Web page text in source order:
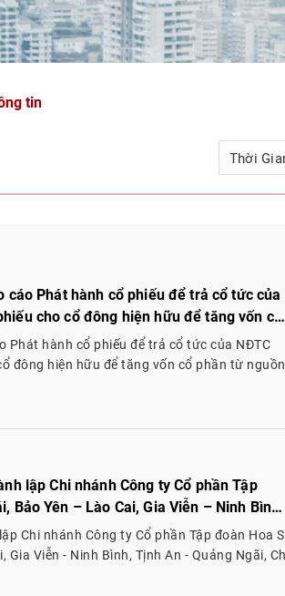
tin
Phát hành cổ phiếu để trả cổ tức của
cho cổ đông hiện hữu để tăng vốn cổ
Phát hành cổ phiếu để trả cổ tức của NĐTC
đông hiện hữu để tăng vốn cổ phần từ nguồn
lập Chi nhánh Công ty Cổ phần Tập
Bảo Yên – Lào Cai, Gia Viễn – Ninh Bình,
Công ty Cổ phần Tập đoàn Hoa Sen tại
Chi nhánh Công ty Cổ phần Tập đoàn Hoa
Gia Viễn - Ninh Bình, Tịnh An - Quảng Ngãi,
Sen tại Mai Sơn - Sơn La